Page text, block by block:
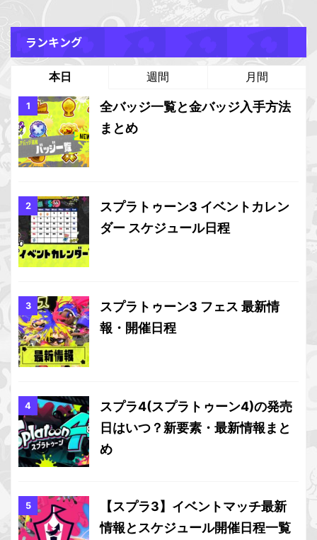
ランキング
本日 週間 月間
全バッジ一覧と金バッジ入手方法
まとめ
スプラトゥーン3 イベントカレン
ダー スケジュール日程
スプラトゥーン3 フェス 最新情
報・開催日程
スプラ4(スプラトゥーン4)の発売
日はいつ？新要素・最新情報まと
め
【スプラ3】イベントマッチ最新
情報とスケジュール開催日程一覧